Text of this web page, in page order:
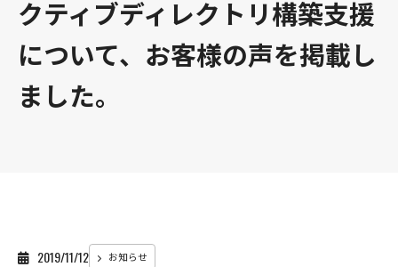
クティブディレクトリ構築支援
について、お客様の声を掲載し
ました。
2019/11/12 お知らせ